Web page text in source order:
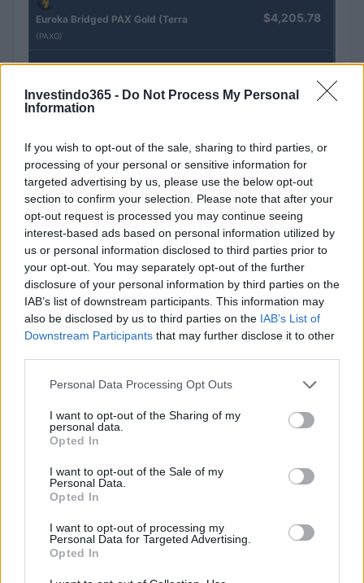
Investindo365 - Do Not Process My Personal
Information
If you wish to opt-out of the sale, sharing to third parties, or
processing of your personal or sensitive information for
targeted advertising by us, please use the below opt-out
section to confirm your selection. Please note that after your
opt-out request is processed you may continue seeing
interest-based ads based on personal information utilized by
us or personal information disclosed to third parties prior to
your opt-out. You may separately opt-out of the further
disclosure of your personal information by third parties on the
IAB’s list of downstream participants. This information may
also be disclosed by us to third parties on the IAB’s List of
Downstream Participants that may further disclose it to other
Please note that this website/app uses one or more Google
not limited to your visit or usage behaviour. You may click to
grant or deny consent to Google and its third-party tags to
use your data for below specified purposes in below Google
consent section.
Personal Data Processing Opt Outs
I want to opt-out of the Sharing of my
personal data.
Opted In
I want to opt-out of the Sale of my
Personal Data.
Opted In
I want to opt-out of processing my
Personal Data for Targeted Advertising.
Opted In
Eureka Bridged PAX Gold (Terra
(PAXG)
$4,205.78
(JDB)
kpk ETH Prime
(KPK ETH PRIME)
$2,034.90
SyBTC
(SYBTC)
$85,763.00
Bitcoin $64,400.00
Ethereum
(ETH)
$1,906.66
(KPK ETH YIELD)
Tether
(USDT)
$0.999
USDEX
(USDEX)
$1.07